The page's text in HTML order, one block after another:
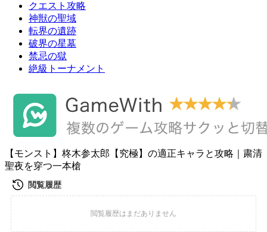
クエスト攻略
神獣の聖域
転界の遺跡
破界の星墓
禁忌の獄
絶級トーナメント
【モンスト】柊木参太郎【究極】の適正キャラと攻略｜粛清
聖夜を穿つ一本槍